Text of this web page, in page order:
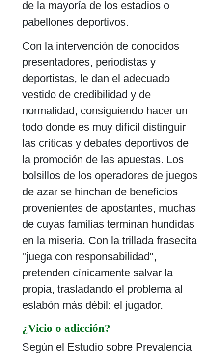
de la mayoría de los estadios o
pabellones deportivos.
Con la intervención de conocidos
presentadores, periodistas y
deportistas, le dan el adecuado
vestido de credibilidad y de
normalidad, consiguiendo hacer un
todo donde es muy difícil distinguir
las críticas y debates deportivos de
la promoción de las apuestas. Los
bolsillos de los operadores de juegos
de azar se hinchan de beneficios
provenientes de apostantes, muchas
de cuyas familias terminan hundidas
en la miseria. Con la trillada frasecita
"juega con responsabilidad",
pretenden cínicamente salvar la
propia, trasladando el problema al
eslabón más débil: el jugador.
¿Vicio o adicción?
Según el Estudio sobre Prevalencia